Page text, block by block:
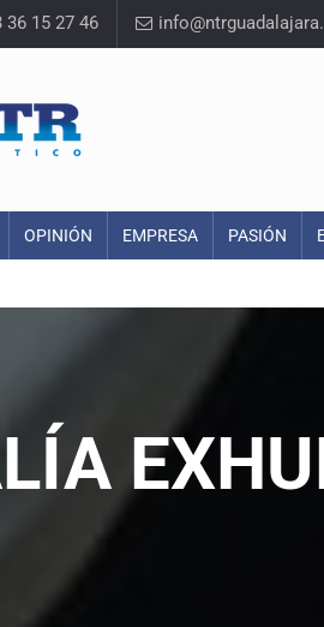
15 27 46
OPINIÓN EMPRESA PASIÓN